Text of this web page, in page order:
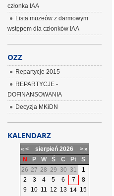
członka IAA
Lista muzeów z darmowym
wstępem dla członków IAA
OZZ
Repartycje 2015
REPARTYCJE -
DOFINANSOWANIA
Decyzja MKiDN
KALENDARZ
« < sierpień 2026 >»
N
P W Ś C Pt
S
26 27 28 29 30 31
1
2
3 4 5 6 7
8
9
10 11 12 13 14 15